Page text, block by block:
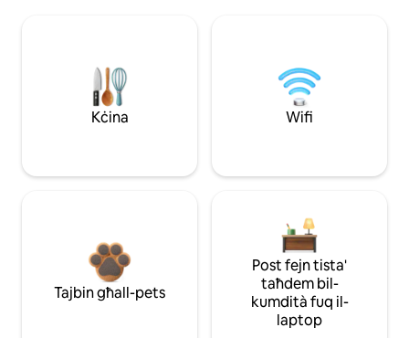
Kċina Wifi
Tajbin għall-pets
Post fejn tista'
taħdem bil-
kumdità fuq il-
laptop